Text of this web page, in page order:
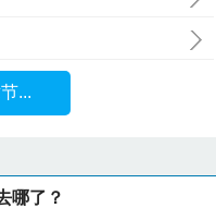
...
哪了？